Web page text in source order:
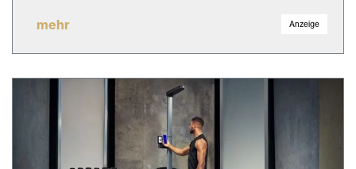
mehr Anzeige